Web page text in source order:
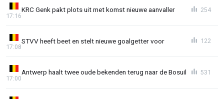
KRC Genk pakt plots uit met komst nieuwe aanvaller
17:16
254
STVV heeft beet en stelt nieuwe goalgetter voor
17:08
122
Antwerp haalt twee oude bekenden terug naar de Bosuil
17:00
531